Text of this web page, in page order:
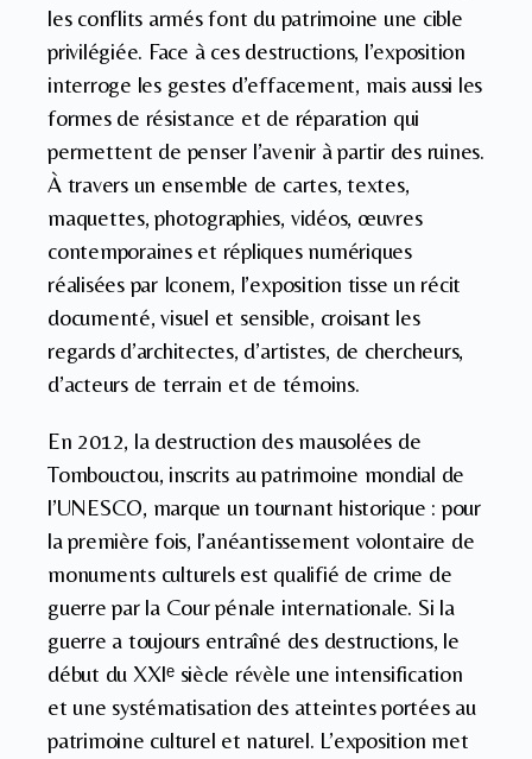
les conflits armés font du patrimoine une cible
privilégiée. Face à ces destructions, l’exposition
interroge les gestes d’effacement, mais aussi les
formes de résistance et de réparation qui
permettent de penser l’avenir à partir des ruines.
À travers un ensemble de cartes, textes,
maquettes, photographies, vidéos, œuvres
contemporaines et répliques numériques
réalisées par Iconem, l’exposition tisse un récit
documenté, visuel et sensible, croisant les
regards d’architectes, d’artistes, de chercheurs,
d’acteurs de terrain et de témoins.
En 2012, la destruction des mausolées de
Tombouctou, inscrits au patrimoine mondial de
l’UNESCO, marque un tournant historique : pour
la première fois, l’anéantissement volontaire de
monuments culturels est qualifié de crime de
guerre par la Cour pénale internationale. Si la
guerre a toujours entraîné des destructions, le
début du XXIᵉ siècle révèle une intensification
et une systématisation des atteintes portées au
patrimoine culturel et naturel. L’exposition met